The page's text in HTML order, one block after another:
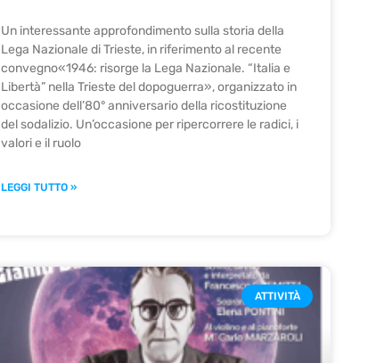
Un interessante approfondimento sulla storia della
Lega Nazionale di Trieste, in riferimento al recente
convegno«1946: risorge la Lega Nazionale. “Italia e
Libertà” nella Trieste del dopoguerra», organizzato in
occasione dell’80° anniversario della ricostituzione
del sodalizio. Un’occasione per ripercorrere le radici, i
valori e il ruolo
LEGGI TUTTO »
ATTIVITÀ